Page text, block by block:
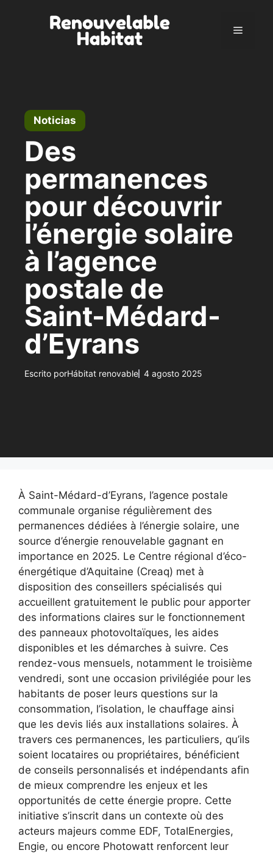
Menú
Noticias
Des
permanences
pour découvrir
l’énergie solaire
à l’agence
postale de
Saint-Médard-
d’Eyrans
Escrito porHábitat renovable 4 agosto 2025
À Saint-Médard-d’Eyrans, l’agence postale
communale organise régulièrement des
permanences dédiées à l’énergie solaire, une
source d’énergie renouvelable gagnant en
importance en 2025. Le Centre régional d’éco-
énergétique d’Aquitaine (Creaq) met à
disposition des conseillers spécialisés qui
accueillent gratuitement le public pour apporter
des informations claires sur le fonctionnement
des panneaux photovoltaïques, les aides
disponibles et les démarches à suivre. Ces
rendez-vous mensuels, notamment le troisième
vendredi, sont une occasion privilégiée pour les
habitants de poser leurs questions sur la
consommation, l’isolation, le chauffage ainsi
que les devis liés aux installations solaires. À
travers ces permanences, les particuliers, qu’ils
soient locataires ou propriétaires, bénéficient
de conseils personnalisés et indépendants afin
de mieux comprendre les enjeux et les
opportunités de cette énergie propre. Cette
initiative s’inscrit dans un contexte où des
acteurs majeurs comme EDF, TotalEnergies,
Engie, ou encore Photowatt renforcent leur